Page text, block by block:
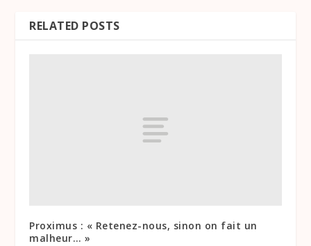
RELATED POSTS
Proximus : « Retenez-nous, sinon on fait un
malheur… »